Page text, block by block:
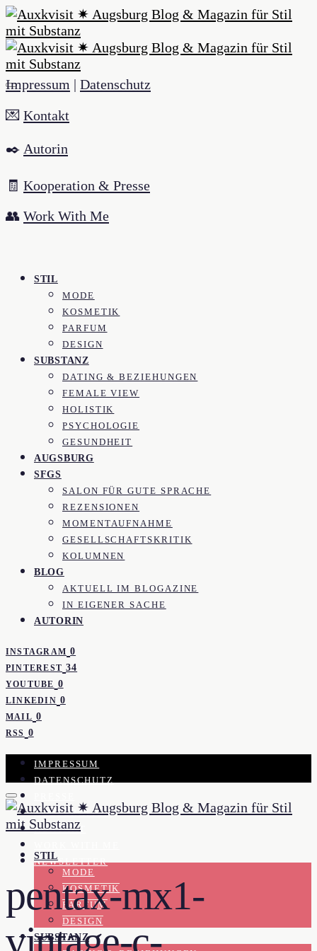
Impressum | Datenschutz
💌 Kontakt
✒️ Autorin
🧾 Kooperation & Presse
👥 Work With Me
STIL
MODE
KOSMETIK
PARFUM
DESIGN
SUBSTANZ
DATING & BEZIEHUNGEN
FEMALE VIEW
HOLISTIK
PSYCHOLOGIE
GESUNDHEIT
AUGSBURG
SFGS
SALON FÜR GUTE SPRACHE
REZENSIONEN
MOMENTAUFNAHME
GESELLSCHAFTSKRITIK
KOLUMNEN
BLOG
AKTUELL IM BLOGAZINE
IN EIGENER SACHE
AUTORIN
INSTAGRAM 0
PINTEREST 34
YOUTUBE 0
LINKEDIN 0
MAIL 0
RSS 0
IMPRESSUM
DATENSCHUTZ
KOOPERATION
KONTAKT
NEWSLETTER
STIL
MODE
KOSMETIK
PARFUM
DESIGN
SUBSTANZ
pentax-mx1-
vintage-c-